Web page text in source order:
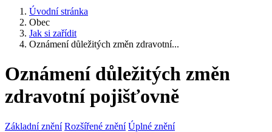
Úvodní stránka
Obec
Jak si zařídit
Oznámení důležitých změn zdravotní...
Oznámení důležitých změn
zdravotní pojišťovně
Základní znění Rozšířené znění Úplné znění